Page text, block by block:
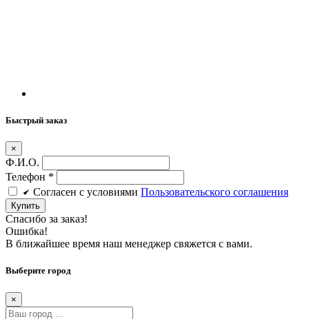
Быстрый заказ
×
Ф.И.О.
Телефон *
Cогласен c условиями Пользовательского соглашения
Купить
Спасибо за заказ!
Ошибка!
В ближайшее время наш менеджер свяжется с вами.
Выберите город
×